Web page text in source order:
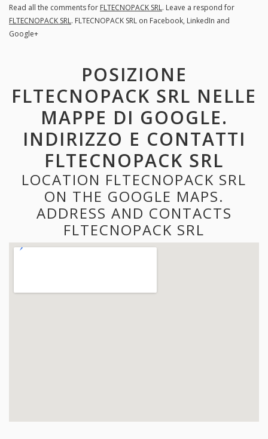
Read all the comments for FLTECNOPACK SRL. Leave a respond for
FLTECNOPACK SRL. FLTECNOPACK SRL on Facebook, LinkedIn and
Google+
POSIZIONE
FLTECNOPACK SRL NELLE
MAPPE DI GOOGLE.
INDIRIZZO E CONTATTI
FLTECNOPACK SRL
LOCATION FLTECNOPACK SRL
ON THE GOOGLE MAPS.
ADDRESS AND CONTACTS
FLTECNOPACK SRL